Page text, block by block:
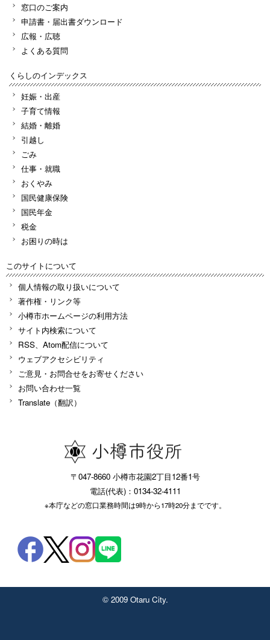
窓口のご案内
申請書・届出書ダウンロード
広報・広聴
よくある質問
くらしのインデックス
妊娠・出産
子育て情報
結婚・離婚
引越し
ごみ
仕事・就職
おくやみ
国民健康保険
国民年金
税金
お困りの時は
このサイトについて
個人情報の取り扱いについて
著作権・リンク等
小樽市ホームページの利用方法
サイト内検索について
RSS、Atom配信について
ウェブアクセシビリティ
ご意見・お問合せをお寄せください
お問い合わせ一覧
Translate（翻訳）
〒047-8660 小樽市花園2丁目12番1号
電話(代表)：0134-32-4111
※本庁などの窓口業務時間は9時から17時20分までです。
© 2009 Otaru City.